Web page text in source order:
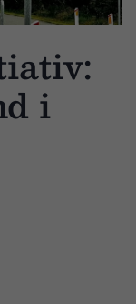
i